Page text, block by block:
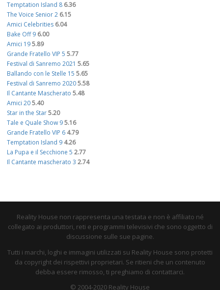
Temptation Island 8 6.36
The Voice Senior 2 6.15
Amici Celebrities 6.04
Bake Off 9 6.00
Amici 195.89
Grande Fratello VIP 5 5.77
Festival di Sanremo 2021 5.65
Ballando con le Stelle 15 5.65
Festival di Sanremo 20205.58
Il Cantante Mascherato 5.48
Amici 205.40
Star in the Star5.20
Tale e Quale Show 95.16
Grande Fratello VIP 6 4.79
Temptation Island 9 4.26
La Pupa e il Secchione 5 2.77
Il Cantante mascherato 3 2.74
Reality House non rappresenta una testata e non è affiliato né
collegato ai produttori, reti e programmi televisivi che sono oggetto di
discussione sulle sue pagine.
Tutti i marchi, loghi e immagini utilizzati su Reality House sono protetti
da copyright dei rispettivi proprietari. Se ritieni che un contenuto
debba essere rimosso, ti preghiamo di contattarci.
© 2004-2020 Reality House